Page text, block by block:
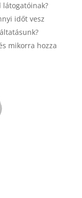
látogatóinak?
időt vesz
mikorra hozza